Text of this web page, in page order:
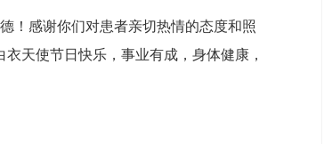
！感谢你们对患者亲切热情的态度和照
天使节日快乐，事业有成，身体健康，